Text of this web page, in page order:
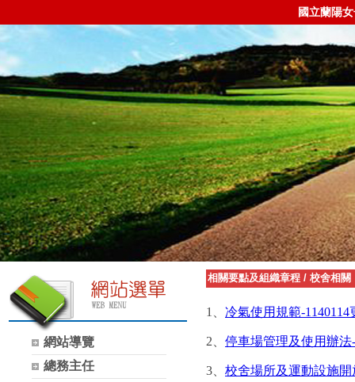
國立蘭陽
網站導覽
總務主任
相關要點及組織章程 / 校舍相關
1、 冷氣使用規範-1140114
2、 停車場管理及使用辦法
3、 校舍場所及運動設施開